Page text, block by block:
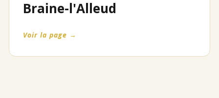
Braine-l'Alleud
Voir la page →